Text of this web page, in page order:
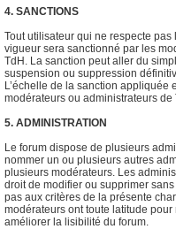
4. SANCTIONS
Tout utilisateur qui ne respecte
vigueur sera sanctionné par les
TdH. La sanction peut aller du
suspension ou suppression
L’échelle de la sanction appliquée
modérateurs ou administrateurs de
5. ADMINISTRATION
Le forum dispose de plusieurs
nommer un ou plusieurs autres
plusieurs modérateurs. Les
droit de modifier ou supprimer
pas aux critères de la présente
modérateurs ont toute latitude
améliorer la lisibilité du forum.